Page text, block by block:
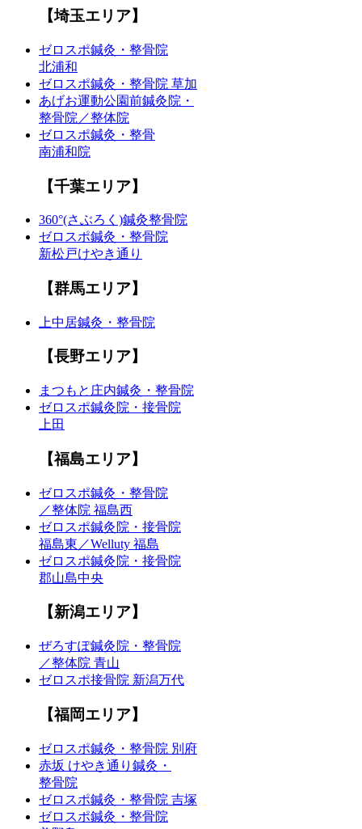
【埼玉エリア】
ゼロスポ鍼灸・整骨院
北浦和
ゼロスポ鍼灸・整骨院 草加
あげお運動公園前鍼灸院・
整骨院／整体院
ゼロスポ鍼灸・整骨
南浦和院
【千葉エリア】
360°(さぶろく)鍼灸整骨院
ゼロスポ鍼灸・整骨院
新松戸けやき通り
【群馬エリア】
上中居鍼灸・整骨院
【長野エリア】
まつもと庄内鍼灸・整骨院
ゼロスポ鍼灸院・接骨院
上田
【福島エリア】
ゼロスポ鍼灸・整骨院
／整体院 福島西
ゼロスポ鍼灸院・接骨院
福島東／Welluty 福島
ゼロスポ鍼灸院・接骨院
郡山島中央
【新潟エリア】
ぜろすぽ鍼灸院・整骨院
／整体院 青山
ゼロスポ接骨院 新潟万代
【福岡エリア】
ゼロスポ鍼灸・整骨院 別府
赤坂 けやき通り鍼灸・
整骨院
ゼロスポ鍼灸・整骨院 吉塚
ゼロスポ鍼灸・整骨院